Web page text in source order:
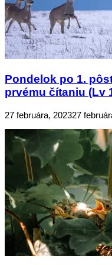
Pondelok po 1.
prvému čítaniu (Lv
27 februára, 202327